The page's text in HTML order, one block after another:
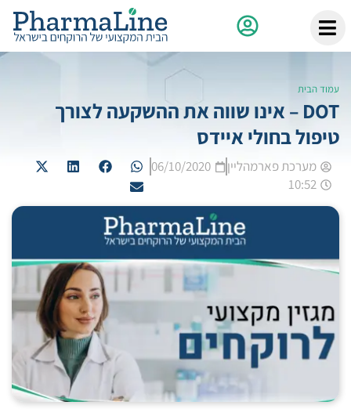
עמוד הבית
DOT – אינו שווה את ההשקעה לצורך
טיפול בחולי איידס
מערכת פארמהליין
06/10/2020
10:52